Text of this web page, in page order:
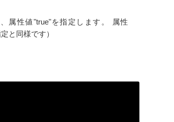
属性値"true"を指定します。 属性
と同様です）